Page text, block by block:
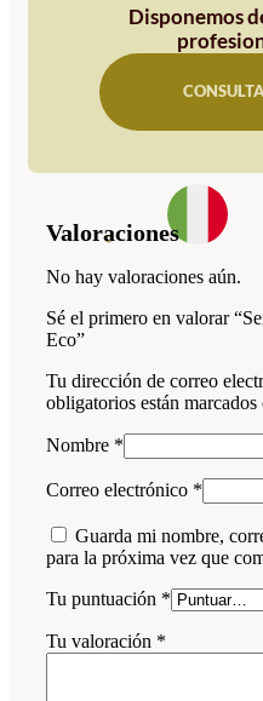
Disponemos
Valoraciones
No hay valoraciones aún.
Sé el primero en valorar
Eco”
Tu dirección de correo
obligatorios están marcados
Nombre *
Correo electrónico *
Guarda mi nombre,
para la próxima vez que
Tu puntuación *
Tu valoración *